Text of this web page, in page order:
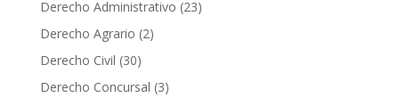
Derecho Administrativo (23)
Derecho Agrario (2)
Derecho Civil (30)
Derecho Concursal (3)